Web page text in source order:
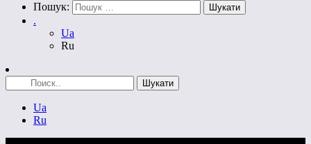
Пошук:
.
Ua
Ru
Ua
Ru